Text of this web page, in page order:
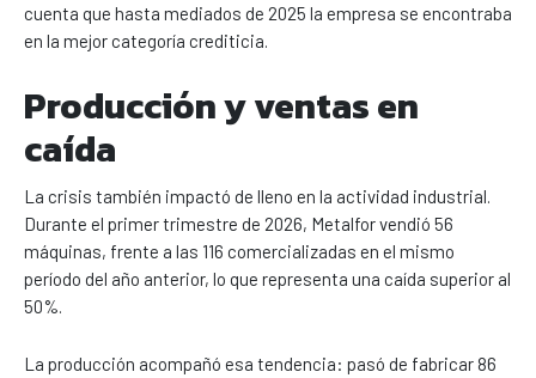
cuenta que hasta mediados de 2025 la empresa se encontraba
en la mejor categoría crediticia.
Producción y ventas en
caída
La crisis también impactó de lleno en la actividad industrial.
Durante el primer trimestre de 2026, Metalfor vendió 56
máquinas, frente a las 116 comercializadas en el mismo
período del año anterior, lo que representa una caída superior al
50%.
La producción acompañó esa tendencia: pasó de fabricar 86